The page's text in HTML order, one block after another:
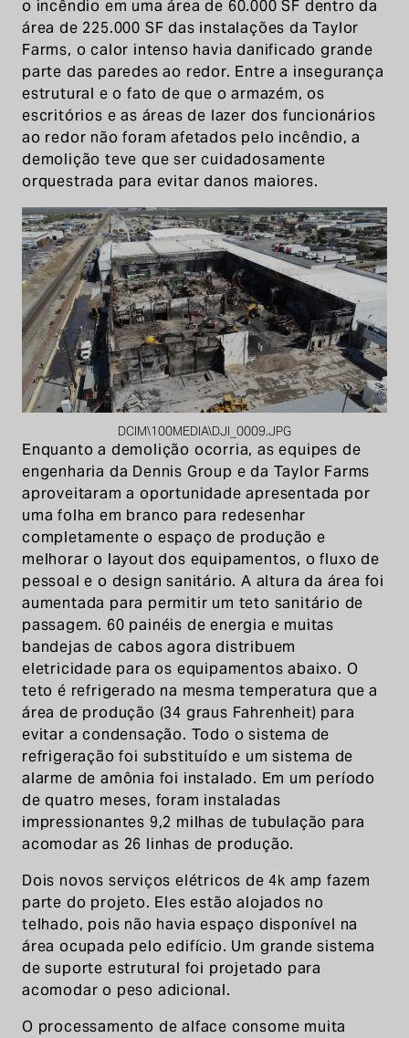
o incêndio em uma área de 60.000 SF dentro da
área de 225.000 SF das instalações da Taylor
Farms, o calor intenso havia danificado grande
parte das paredes ao redor. Entre a insegurança
estrutural e o fato de que o armazém, os
escritórios e as áreas de lazer dos funcionários
ao redor não foram afetados pelo incêndio, a
demolição teve que ser cuidadosamente
orquestrada para evitar danos maiores.
DCIM\100MEDIA\DJI_0009.JPG
Enquanto a demolição ocorria, as equipes de
engenharia da Dennis Group e da Taylor Farms
aproveitaram a oportunidade apresentada por
uma folha em branco para redesenhar
completamente o espaço de produção e
melhorar o layout dos equipamentos, o fluxo de
pessoal e o design sanitário. A altura da área foi
aumentada para permitir um teto sanitário de
passagem. 60 painéis de energia e muitas
bandejas de cabos agora distribuem
eletricidade para os equipamentos abaixo. O
teto é refrigerado na mesma temperatura que a
área de produção (34 graus Fahrenheit) para
evitar a condensação. Todo o sistema de
refrigeração foi substituído e um sistema de
alarme de amônia foi instalado. Em um período
de quatro meses, foram instaladas
impressionantes 9,2 milhas de tubulação para
acomodar as 26 linhas de produção.
Dois novos serviços elétricos de 4k amp fazem
parte do projeto. Eles estão alojados no
telhado, pois não havia espaço disponível na
área ocupada pelo edifício. Um grande sistema
de suporte estrutural foi projetado para
acomodar o peso adicional.
O processamento de alface consome muita